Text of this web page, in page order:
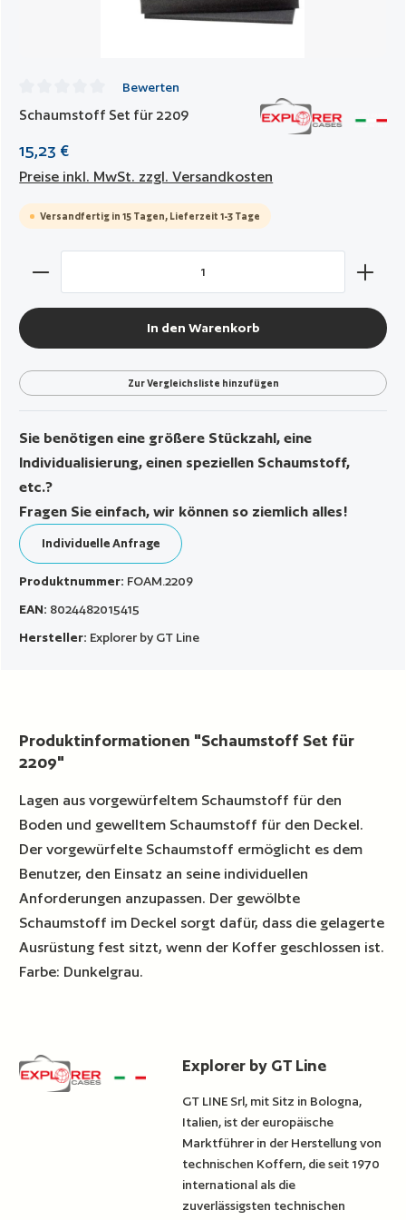
Durchschnittliche Bewertung von 0 von 5 Sternen
Bewerten
Schaumstoff Set für 2209
15,23 €
Preise inkl. MwSt. zzgl. Versandkosten
Versandfertig in 15 Tagen, Lieferzeit 1-3 Tage
Produkt Anzahl: Gib den gewünschten Wert ein oder
In den Warenkorb
Zur Vergleichsliste hinzufügen
Sie benötigen eine größere Stückzahl, eine
Individualisierung, einen speziellen Schaumstoff,
etc.?
Fragen Sie einfach, wir können so ziemlich alles!
Individuelle Anfrage
Produktnummer: FOAM.2209
EAN: 8024482015415
Hersteller: Explorer by GT Line
Produktinformationen "Schaumstoff Set für
2209"
Lagen aus vorgewürfeltem Schaumstoff für den
Boden und gewelltem Schaumstoff für den Deckel.
Der vorgewürfelte Schaumstoff ermöglicht es dem
Benutzer, den Einsatz an seine individuellen
Anforderungen anzupassen. Der gewölbte
Schaumstoff im Deckel sorgt dafür, dass die gelagerte
Ausrüstung fest sitzt, wenn der Koffer geschlossen ist.
Farbe: Dunkelgrau.
Explorer by GT Line
GT LINE Srl, mit Sitz in Bologna,
Italien, ist der europäische
Marktführer in der Herstellung von
technischen Koffern, die seit 1970
international als die
zuverlässigsten technischen